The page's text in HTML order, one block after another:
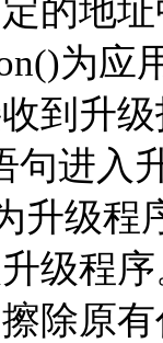
的地
为应
到升
句进入
级程
级程
除原